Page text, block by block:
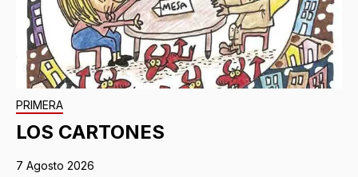
PRIMERA
LOS CARTONES
7 Agosto 2026